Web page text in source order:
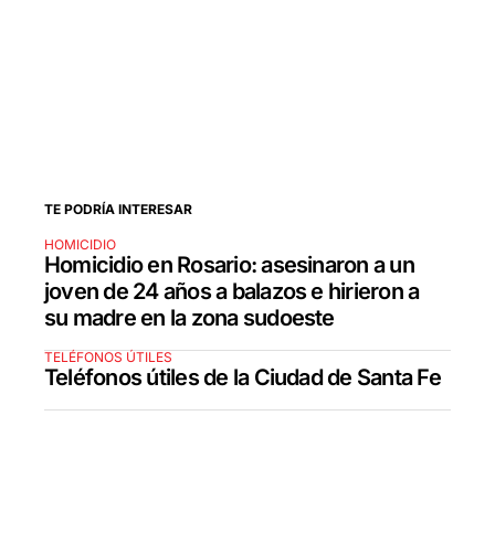
TE PODRÍA INTERESAR
HOMICIDIO
Homicidio en Rosario: asesinaron a un
joven de 24 años a balazos e hirieron a
su madre en la zona sudoeste
TELÉFONOS ÚTILES
Teléfonos útiles de la Ciudad de Santa Fe